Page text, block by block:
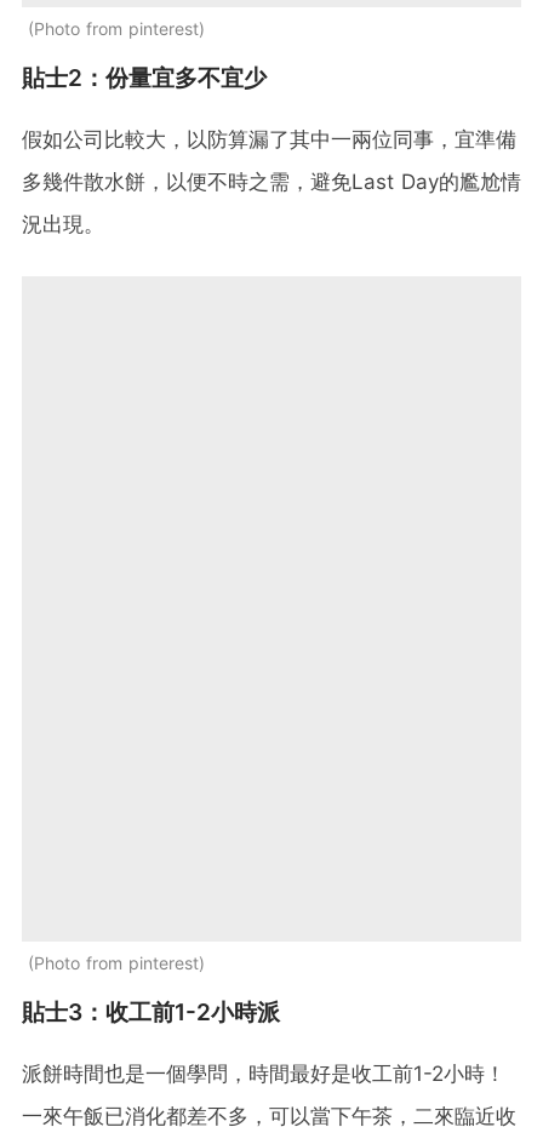
Photo from pinterest
貼士2：份量宜多不宜少
假如公司比較大，以防算漏了其中一兩位同事，宜準備
多幾件散水餅，以便不時之需，避免Last Day的尷尬情
況出現。
Photo from pinterest
貼士3：收工前1-2小時派
派餅時間也是一個學問，時間最好是收工前1-2小時！
一來午飯已消化都差不多，可以當下午茶，二來臨近收